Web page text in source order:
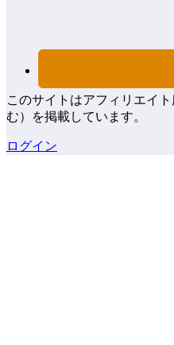
このサイトはアフィリエイ
む）を掲載しています。
ログイン